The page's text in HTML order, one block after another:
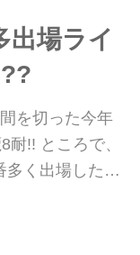
ットすることに
い！
出場ライ
を切った今年
耐!! ところで、
多く出場したこ